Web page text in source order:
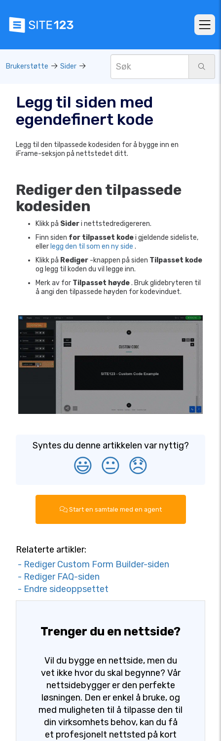
Brukerstøtte Sider
Legg til siden med
egendefinert kode
Legg til den tilpassede kodesiden for å bygge inn en
iFrame-seksjon på nettstedet ditt.
Rediger den tilpassede
kodesiden
Klikk på Sideri nettstedredigereren.
Finn siden for tilpasset kodei gjeldende sideliste,
eller legg den til som en ny side .
Klikk på Rediger -knappen på siden Tilpasset kode
og legg til koden du vil legge inn.
Merk av for Tilpasset høyde. Bruk glidebryteren til
å angi den tilpassede høyden for kodevinduet.
Syntes du denne artikkelen var nyttig?
😃 😐 😞
Start en samtale med en agent
Relaterte artikler:
- Rediger Custom Form Builder-siden
- Rediger FAQ-siden
- Endre sideoppsettet
Trenger du en nettside?
Vil du bygge en nettside, men du
vet ikke hvor du skal begynne? Vår
nettsidebygger er den perfekte
løsningen. Den er enkel å bruke, og
med muligheten til å tilpasse den til
din virksomhets behov, kan du få
et profesjonelt nettsted på kort